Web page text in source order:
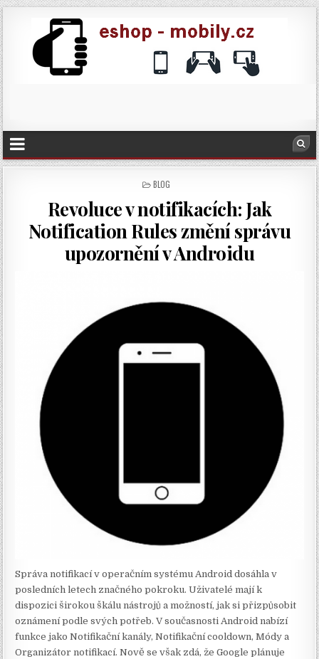
POSTED
BLOG
Revoluce v notifikacích: Jak
Notification Rules změní správu
upozornění v Androidu
Správa notifikací v operačním systému Android dosáhla v
posledních letech značného pokroku. Uživatelé mají k
dispozici širokou škálu nástrojů a možností, jak si přizpůsobit
oznámení podle svých potřeb. V současnosti Android nabízí
funkce jako Notifikační kanály, Notifikační cooldown, Módy a
Organizátor notifikací. Nově se však zdá, že Google plánuje